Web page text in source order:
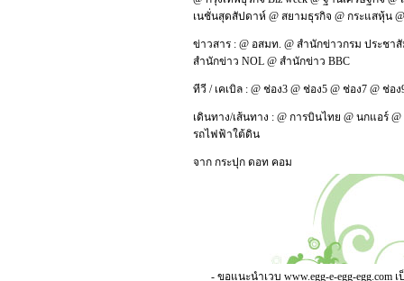
เนชั่นสุดสัปดาห์ @ สยามธุรกิจ @ กระแสหุ้น
ข่าวสาร : @ อสมท. @ สำนักข่าวกรม ประชา
สำนักข่าว NOL @ สำนักข่าว BBC
ทีวี / เคเบิล : @ ช่อง3 @ ช่อง5 @ ช่อง7 @ ช่อง
เดินทาง/เส้นทาง : @ การบินไทย @ นกแอร์ @
รถไฟฟ้าใต้ดิน
จาก กระปุก ดอท คอม
- ขอแนะนำเวบ www.egg-e-egg-egg.comเ